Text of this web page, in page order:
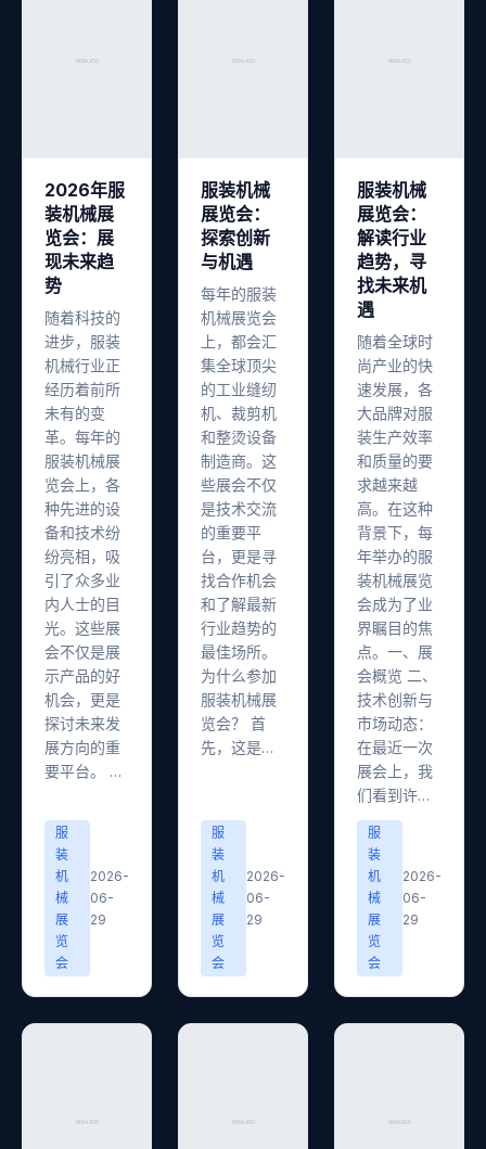
2026年服
装机械展
览会：展
现未来趋
势
随着科技的
进步，服装
机械行业正
经历着前所
未有的变
革。每年的
服装机械展
览会上，各
种先进的设
备和技术纷
纷亮相，吸
引了众多业
内人士的目
光。这些展
会不仅是展
示产品的好
机会，更是
探讨未来发
展方向的重
要平台。 …
服
装
机
械
展
览
会
2026-
06-
29
服装机械
展览会：
探索创新
与机遇
每年的服装
机械展览会
上，都会汇
集全球顶尖
的工业缝纫
机、裁剪机
和整烫设备
制造商。这
些展会不仅
是技术交流
的重要平
台，更是寻
找合作机会
和了解最新
行业趋势的
最佳场所。
为什么参加
服装机械展
览会？ 首
先，这是…
服
装
机
械
展
览
会
2026-
06-
29
服装机械
展览会：
解读行业
趋势，寻
找未来机
遇
随着全球时
尚产业的快
速发展，各
大品牌对服
装生产效率
和质量的要
求越来越
高。在这种
背景下，每
年举办的服
装机械展览
会成为了业
界瞩目的焦
点。一、展
会概览 二、
技术创新与
市场动态：
在最近一次
展会上，我
们看到许…
服
装
机
械
展
览
会
2026-
06-
29